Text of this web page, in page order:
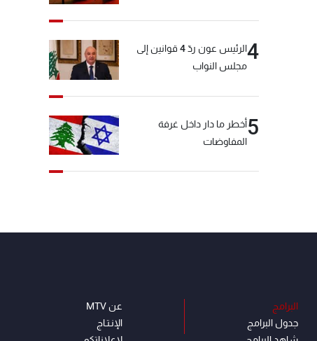
4
الرئيس عون ردّ 4 قوانين إلى
مجلس النواب
5أخطر ما دار داخل غرفة
المفاوضات
البرامج
جدول البرامج
عن MTV
الإنـتـاج